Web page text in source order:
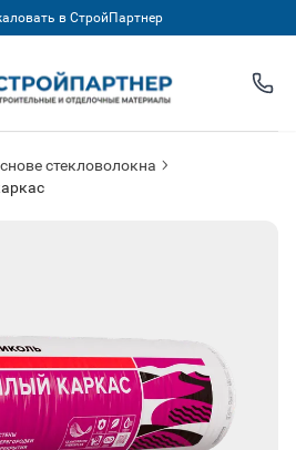
в СтройПартнер
стекловолокна